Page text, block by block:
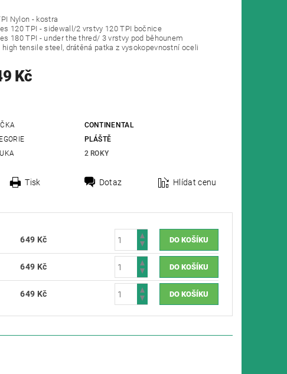
Nylon - kostra
120 TPI - sidewall/2 vrstvy 120 TPI bočnice
180 TPI - under the thred/ 3 vrstvy pod běhounem
high tensile steel, drátěná patka z vysokopevnostní oceli
Kč
CONTINENTAL
PLÁŠTĚ
2 ROKY
Tisk Dotaz Hlídat cenu
649 Kč
649 Kč
649 Kč